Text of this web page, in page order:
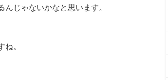
じゃないかなと思います。
。